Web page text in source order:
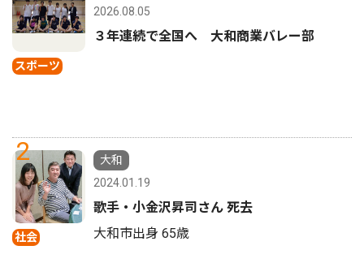
スポーツ
2026.08.05
３年連続で全国へ 大和商業バレー部
2
社会
大和
2024.01.19
歌手・小金沢昇司さん 死去
大和市出身 65歳